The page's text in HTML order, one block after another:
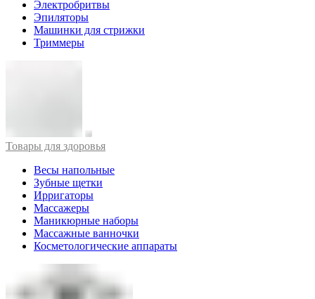
Электробритвы
Эпиляторы
Машинки для стрижки
Триммеры
Товары для здоровья
Весы напольные
Зубные щетки
Ирригаторы
Массажеры
Маникюрные наборы
Массажные ванночки
Косметологические аппараты